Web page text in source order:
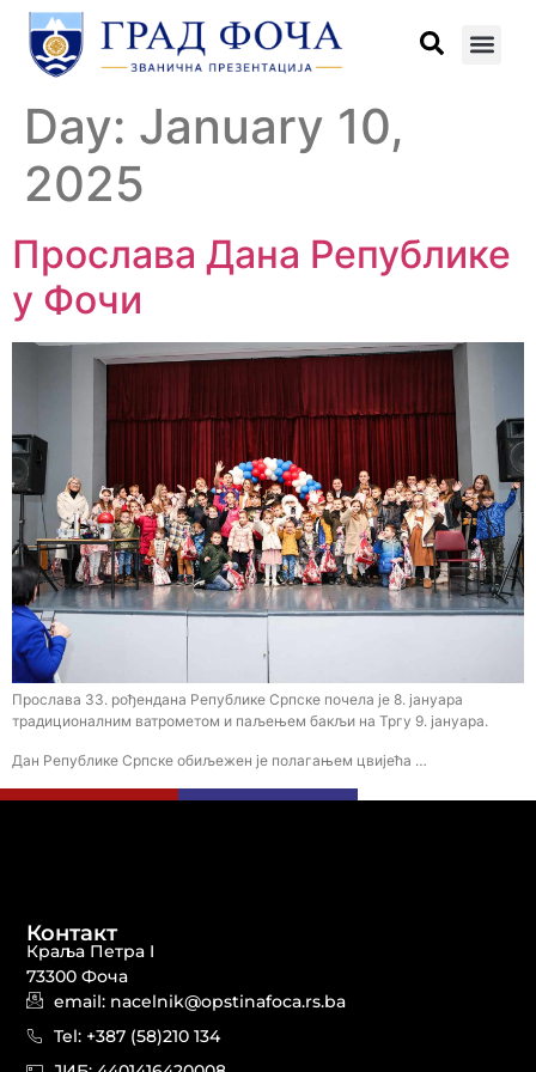
Day: January 10,
2025
Прослава Дана Републике
у Фочи
Прослава 33. рођендана Републике Српске почела је 8. јануара
традиционалним ватрометом и паљењем бакљи на Тргу 9. јануара.
Дан Републике Српске обиљежен је полагањем цвијећа …
Контакт
Краља Петра I
73300 Фоча
email: nacelnik@opstinafoca.rs.ba
Tel: +387 (58)210 134